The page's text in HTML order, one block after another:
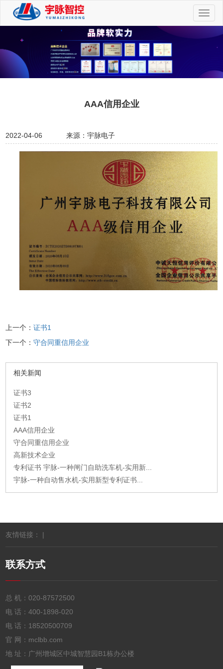
切
换
AAA信用企业
2022-04-06 来源：宇脉电子
上一个：证书1
下一个：守合同重信用企业
相关新闻
证书3
证书2
证书1
AAA信用企业
守合同重信用企业
高新技术企业
专利证书 宇脉-一种闸门自助洗车机-实用新...
宇脉-一种自动售水机-实用新型专利证书...
友情链接： |
联系方式
总 机：020-87572500
电 话：400-1898-020
电 话： 18520500709
官 网：mclbb.com
地 址：广州增城区中城智慧园B1栋办公楼